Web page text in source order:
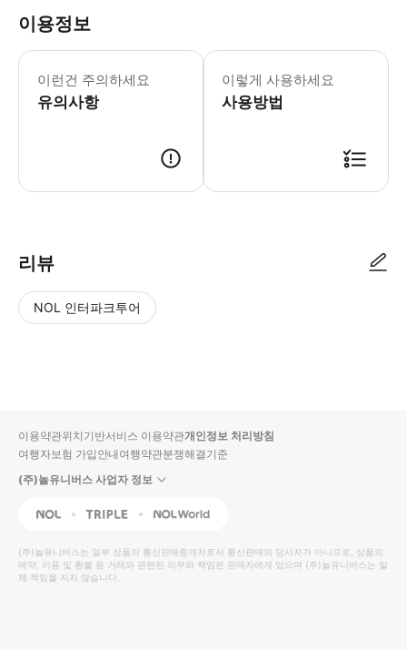
이용정보
이런건 주의하세요
유의사항
만 2세 이상의 어린이는 성인과 동일
이렇게 사용하세요
사용방법
리뷰
NOL 인터파크투어
입니
다.
높
은
순
동
영
상
순
상
이용약관위치기반서비스 이용약관개인정보 처리방침
여행자보험 가입안내여행약관분쟁해결기준
(주)놀유니버스 사업자 정보
NOL Triple Interpark Global
(주)놀유니버스는 일부 상품의 통신판매중개자로서 통신판매의 당사자가 아니므로, 상품의
예약, 이용 및 환불 등 거래와 관련된 의무와 책임은 판매자에게 있으며 (주)놀유니버스는 일
체 책임을 지지 않습니다.